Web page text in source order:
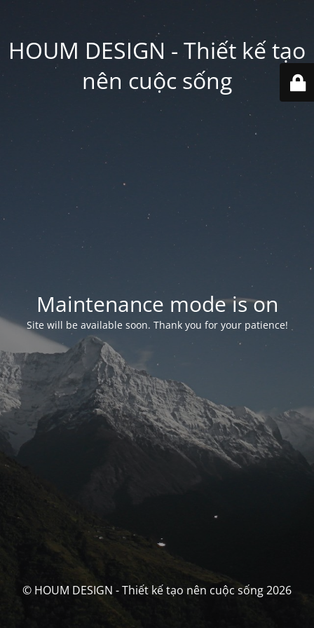
HOUM DESIGN - Thiết kế tạo
nên cuộc sống
Maintenance mode is on
Site will be available soon. Thank you for your patience!
© HOUM DESIGN - Thiết kế tạo nên cuộc sống 2026